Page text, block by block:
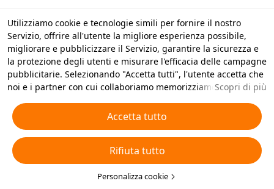
Utilizziamo cookie e tecnologie simili per fornire il nostro
Servizio, offrire all'utente la migliore esperienza possibile,
migliorare e pubblicizzare il Servizio, garantire la sicurezza e
la protezione degli utenti e misurare l'efficacia delle campagne
pubblicitarie. Selezionando "Accetta tutti", l'utente accetta che
noi e i partner con cui collaboriamo memorizziamo cookie e
pubblicitari. L'utente può anche selezionare "Rifiuta tutti" per i
cookie non essenziali, oppure scegliere quali tipi di cookie
accettare o disattivare cliccando su "Personalizza cookie" qui
sotto o in qualsiasi momento nelle impostazioni sulla privacy.
Per ulteriori informazioni, visualizza la nostraInformativa sui
Cookie e sulle Tecnologie Simili.
Scopri di più
Accetta tutto
Rifiuta tutto
Personalizza cookie